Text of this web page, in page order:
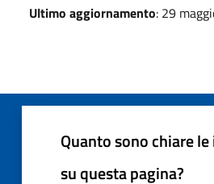
Ultimo aggiornamento: 29
Quanto sono chiare
su questa pagina?